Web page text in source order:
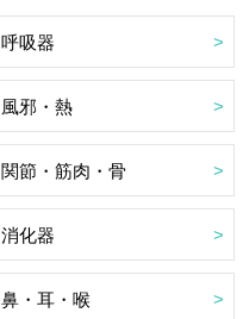
呼吸器
風邪・熱
関節・筋肉・骨
消化器
鼻・耳・喉